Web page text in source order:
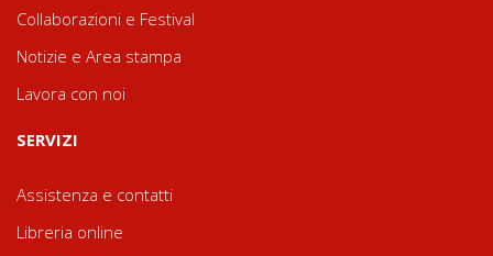
Collaborazioni e Festival
Notizie e Area stampa
Lavora con noi
SERVIZI
Assistenza e contatti
Libreria online